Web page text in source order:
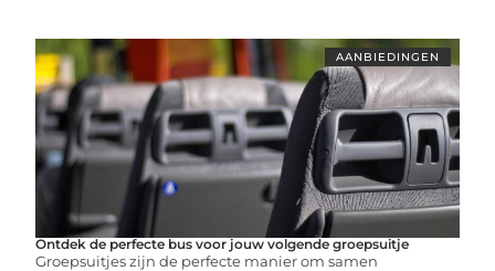
AANBIEDINGEN
Ontdek de perfecte bus voor jouw volgende groepsuitje
Groepsuitjes zijn de perfecte manier om samen